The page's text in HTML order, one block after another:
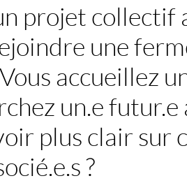
projet collectif
une
accueillez
un.e futur.e
plus clair
?